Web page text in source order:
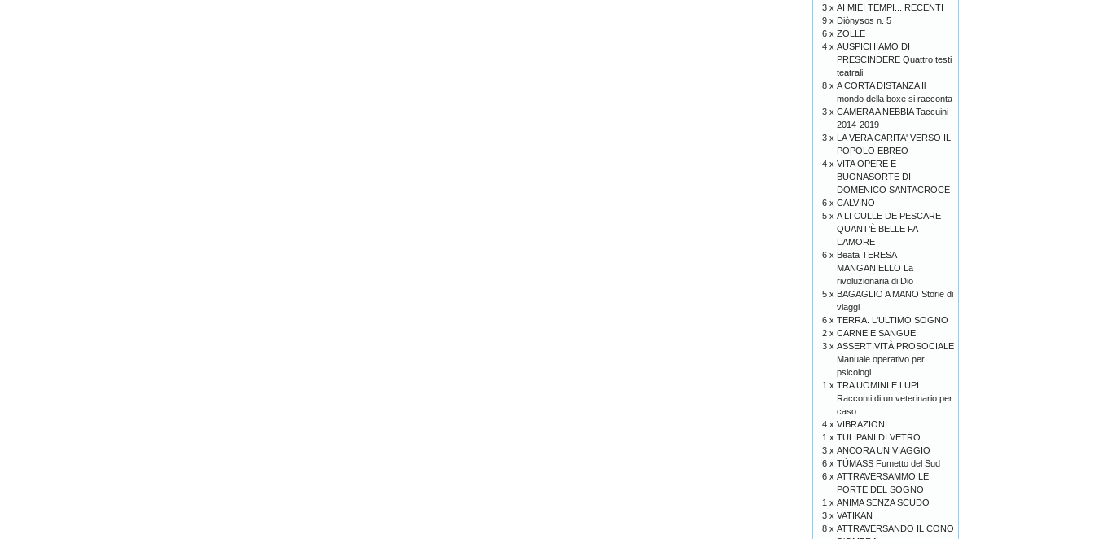
3 x AI MIEI TEMPI... RECENTI
9 x Diònysos n. 5
6 x ZOLLE
4 x AUSPICHIAMO DI
PRESCINDERE Quattro testi
teatrali
8 x A CORTA DISTANZA Il
mondo della boxe si racconta
3 x CAMERA A NEBBIA Taccuini
2014-2019
3 x LA VERA CARITA' VERSO IL
POPOLO EBREO
4 x VITA OPERE E
BUONASORTE DI
DOMENICO SANTACROCE
6 x CALVINO
5 x A LI CULLE DE PESCARE
QUANT’È BELLE FA
L’AMORE
6 x Beata TERESA
MANGANIELLO La
rivoluzionaria di Dio
5 x BAGAGLIO A MANO Storie di
viaggi
6 x TERRA. L'ULTIMO SOGNO
2 x CARNE E SANGUE
3 x ASSERTIVITÀ PROSOCIALE
Manuale operativo per
psicologi
1 x TRA UOMINI E LUPI
Racconti di un veterinario per
caso
4 x VIBRAZIONI
1 x TULIPANI DI VETRO
3 x ANCORA UN VIAGGIO
6 x TÙMASS Fumetto del Sud
6 x ATTRAVERSAMMO LE
PORTE DEL SOGNO
1 x ANIMA SENZA SCUDO
3 x VATIKAN
8 x ATTRAVERSANDO IL CONO